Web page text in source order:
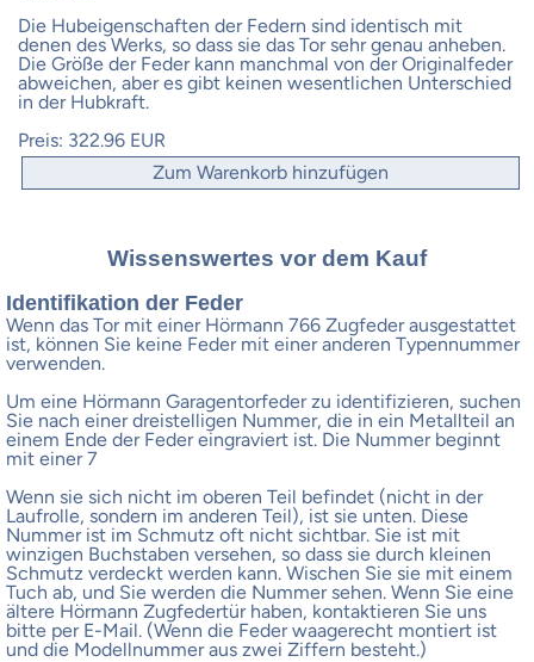
Die Hubeigenschaften der Federn sind identisch mit
denen des Werks, so dass sie das Tor sehr genau anheben.
Die Größe der Feder kann manchmal von der Originalfeder
abweichen, aber es gibt keinen wesentlichen Unterschied
in der Hubkraft.
Preis: 322.96 EUR
Zum Warenkorb hinzufügen
Wissenswertes vor dem Kauf
Identifikation der Feder
Wenn das Tor mit einer Hörmann 766 Zugfeder ausgestattet
ist, können Sie keine Feder mit einer anderen Typennummer
verwenden.
Um eine Hörmann Garagentorfeder zu identifizieren, suchen
Sie nach einer dreistelligen Nummer, die in ein Metallteil an
einem Ende der Feder eingraviert ist. Die Nummer beginnt
mit einer 7
Wenn sie sich nicht im oberen Teil befindet (nicht in der
Laufrolle, sondern im anderen Teil), ist sie unten. Diese
Nummer ist im Schmutz oft nicht sichtbar. Sie ist mit
winzigen Buchstaben versehen, so dass sie durch kleinen
Schmutz verdeckt werden kann. Wischen Sie sie mit einem
Tuch ab, und Sie werden die Nummer sehen. Wenn Sie eine
ältere Hörmann Zugfedertür haben, kontaktieren Sie uns
bitte per E-Mail. (Wenn die Feder waagerecht montiert ist
und die Modellnummer aus zwei Ziffern besteht.)